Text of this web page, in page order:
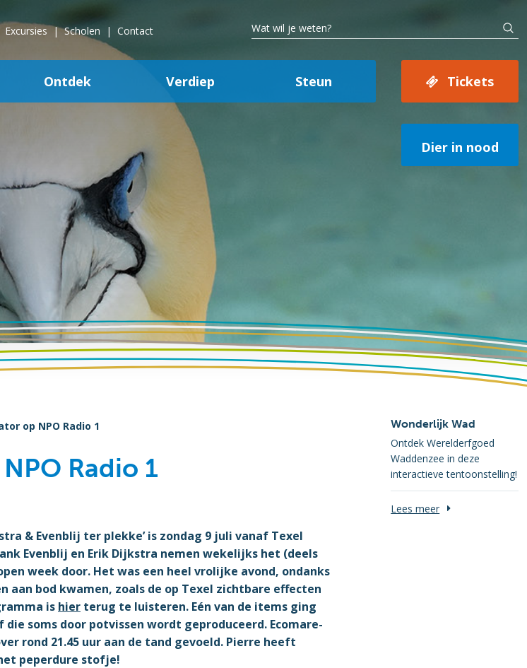
Excursies Scholen Contact
Ontdek Verdiep Steun Tickets
Dier in nood
op NPO Radio 1
Radio 1
& Evenblij ter plekke’ is zondag 9 juli vanaf Texel
Evenblij en Erik Dijkstra nemen wekelijks het (deels
week door. Het was een heel vrolijke avond, ondanks
aan bod kwamen, zoals de op Texel zichtbare effecten
is hier terug te luisteren. Eén van de items ging
soms door potvissen wordt geproduceerd. Ecomare-
rond 21.45 uur aan de tand gevoeld. Pierre heeft
peperdure stofje!
Wonderlijk Wad
Ontdek Werelderfgoed
Waddenzee in deze
interactieve tentoonstelling!
Lees meer